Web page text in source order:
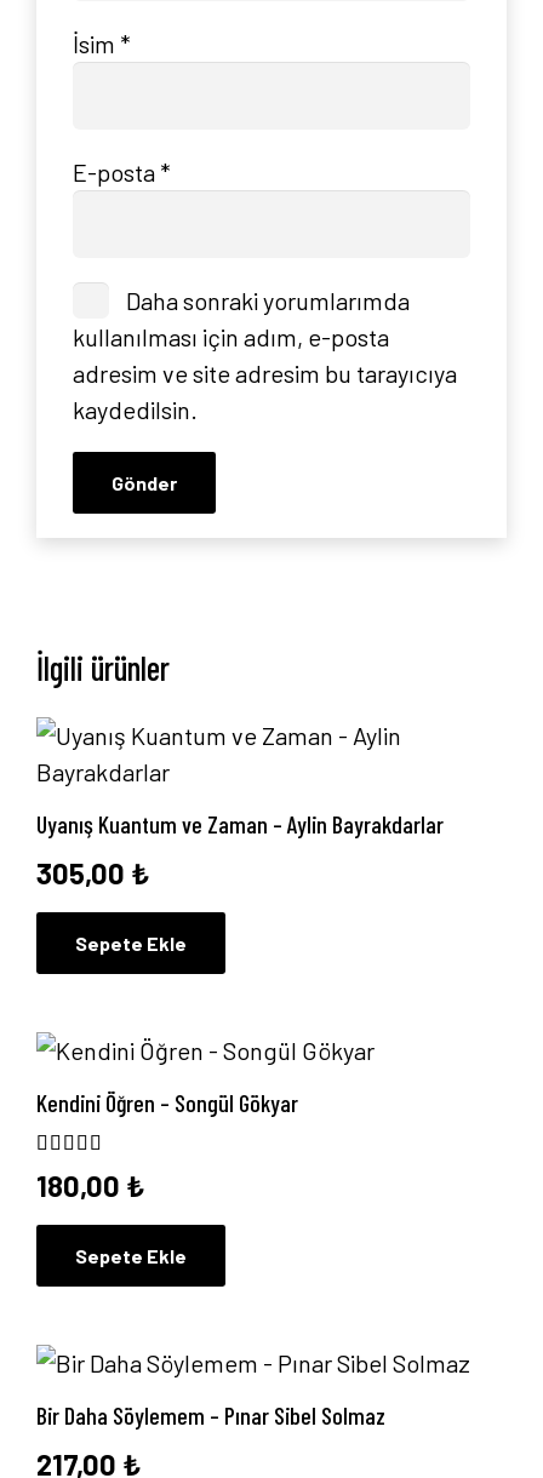
Blog
İsim *
E-posta *
Daha sonraki yorumlarımda
kullanılması için adım, e-posta
adresim ve site adresim bu tarayıcıya
kaydedilsin.
İlgili ürünler
Uyanış Kuantum ve Zaman – Aylin Bayrakdarlar
305,00 ₺
Sepete Ekle
Kendini Öğren – Songül Gökyar
180,00 ₺
Sepete Ekle
Bir Daha Söylemem – Pınar Sibel Solmaz
217,00 ₺